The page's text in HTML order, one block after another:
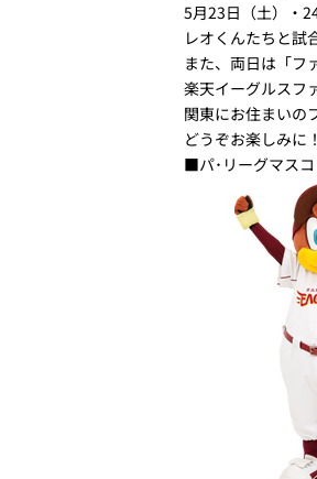
5月23日（土）・
レオくんたちと試
また、両日は「フ
楽天イーグルスフ
関東にお住まいの
どうぞお楽しみに！
■パ･リーグマス